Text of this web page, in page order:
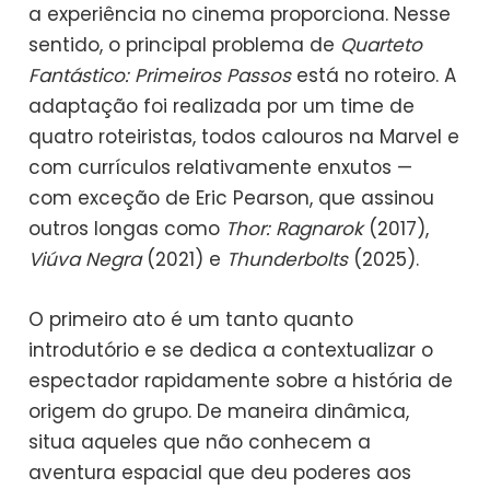
a experiência no cinema proporciona. Nesse
sentido, o principal problema de Quarteto
Fantástico: Primeiros Passosestá no roteiro. A
adaptação foi realizada por um time de
quatro roteiristas, todos calouros na Marvel e
com currículos relativamente enxutos —
com exceção de Eric Pearson, que assinou
outros longas como Thor: Ragnarok(2017),
Viúva Negra(2021) e Thunderbolts(2025).
O primeiro ato é um tanto quanto
introdutório e se dedica a contextualizar o
espectador rapidamente sobre a história de
origem do grupo. De maneira dinâmica,
situa aqueles que não conhecem a
aventura espacial que deu poderes aos